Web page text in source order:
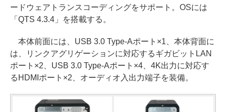
ードウェアトランスコーディングをサポート。OSには
「QTS 4.3.4」を搭載する。
本体前面には、USB 3.0 Type-Aポート×1、本体背面に
は、リンクアグリゲーションに対応するギガビットLAN
ポート×2、USB 3.0 Type-Aポート×4、4K出力に対応す
るHDMIポート×2、オーディオ入出力端子を装備。